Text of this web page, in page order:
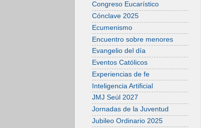
Congreso Eucarístico
Cónclave 2025
Ecumenismo
Encuentro sobre menores
Evangelio del día
Eventos Católicos
Experiencias de fe
Inteligencia Artificial
JMJ Seúl 2027
Jornadas de la Juventud
Jubileo Ordinario 2025